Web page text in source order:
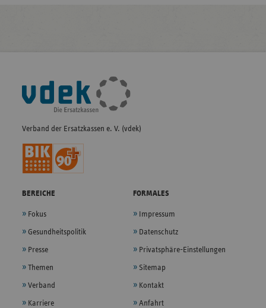
Fußleisten-
Navigation
Verband der Ersatzkassen e. V. (vdek)
BEREICHE
Fokus
Gesundheitspolitik
Presse
Themen
Verband
Karriere
FORMALES
Impressum
Datenschutz
Privatsphäre-Einstellungen
Sitemap
Kontakt
Anfahrt